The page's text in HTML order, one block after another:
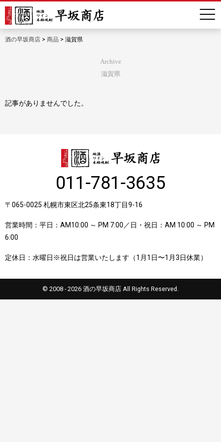
酒の早坂商店 > 商品 > 滋賀県
Archive
滋賀県
記事がありませんでした。
011-781-3635
〒065-0025 札幌市東区北25条東18丁目9-16
営業時間：平日：AM10:00 ～ PM 7:00／日・祝日：AM 10:00 ～ PM
6:00
定休日：水曜日※祝日は営業いたします（1月1日〜1月3日休業）
© 2008 - 2026 酒の早坂商店 All Rights Reserved.